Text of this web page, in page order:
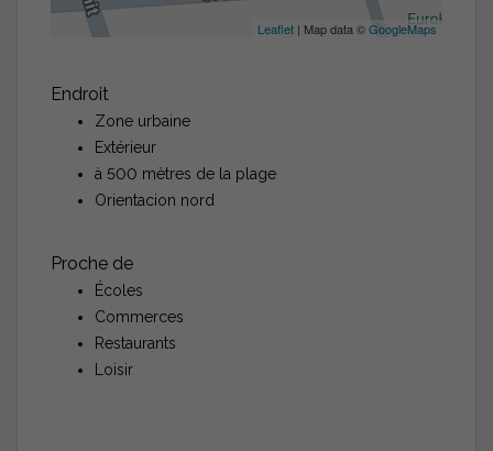
Leaflet | Map data ©GoogleMaps
Endroit
Zone urbaine
Extérieur
à 500 mètres de la plage
Orientacion nord
Proche de
Écoles
Commerces
Restaurants
Loisir